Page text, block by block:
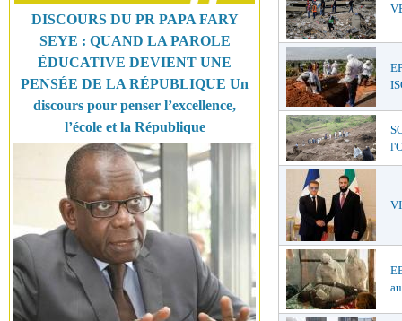
DISCOURS DU PR PAPA FARY
SEYE : QUAND LA PAROLE
ÉDUCATIVE DEVIENT UNE
PENSÉE DE LA RÉPUBLIQUE Un
discours pour penser l’excellence,
l’école et la République